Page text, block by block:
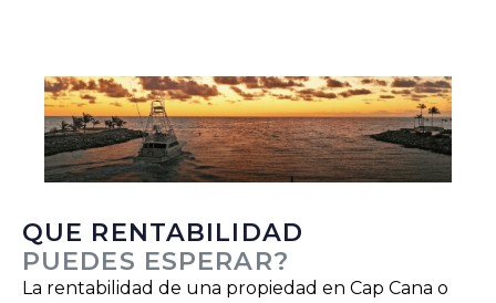
QUE RENTABILIDAD
PUEDES ESPERAR?
La rentabilidad de una propiedad en Cap Cana o